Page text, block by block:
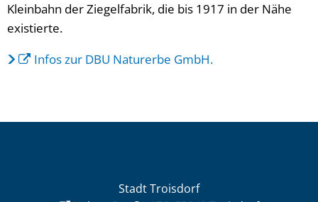
Kleinbahn der Ziegelfabrik, die bis 1917 in der Nähe
existierte.
Infos zur DBU Naturerbe GmbH.
Stadt Troisdorf